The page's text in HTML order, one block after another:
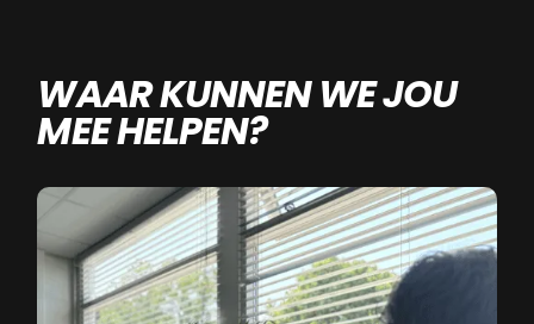
WAAR KUNNEN WE JOU
MEE HELPEN?